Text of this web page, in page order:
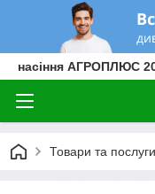
насіння АГРОПЛЮС
Товари та послуги